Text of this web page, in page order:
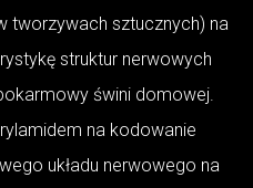
tworzywach sztucznych) na
struktur nerwowych
świni domowej.
na kodowanie
układu nerwowego na